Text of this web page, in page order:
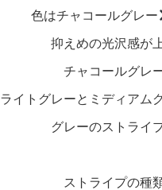
色はチャコールグレー
抑えめの光沢感が
チャコールグレ
ライトグレーとミディアム
グレーのストライ
ストライプの種